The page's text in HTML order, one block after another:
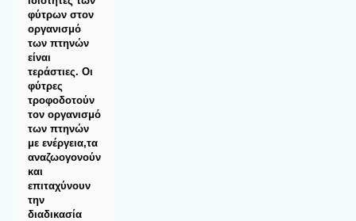
φύτρων στον
οργανισμό
των πτηνών
είναι
τεράστιες. Oι
φύτρες
τροφοδοτούν
τον οργανισμό
των πτηνών
με ενέργεια,τα
αναζωογονούν
και
επιταχύνουν
την
διαδικασία